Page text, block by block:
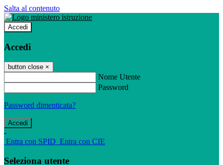
Salta al contenuto
Accedi
Accedi
button close ×
Nome Utente
Password
Password dimenticata?
-
Entra con SPID Entra con CIE
Seleziona utente